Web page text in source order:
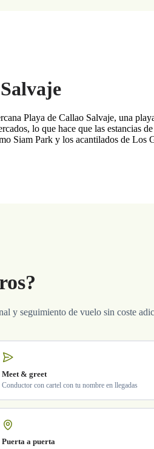
Playa de Callao Salvaje, una
lo que hace que las estancias
Siam Park y los acantilados de Los
y seguimiento de vuelo sin coste
Meet & greet
Conductor con cartel con tu nombre en llegadas
Puerta a puerta